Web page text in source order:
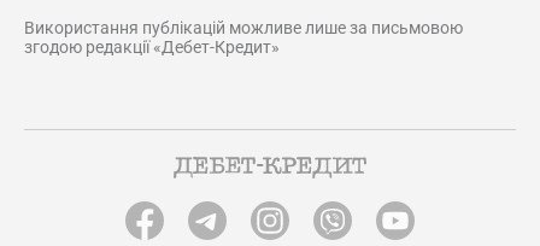
Використання публікацій можливе лише за письмовою
згодою редакції «Дебет-Кредит»